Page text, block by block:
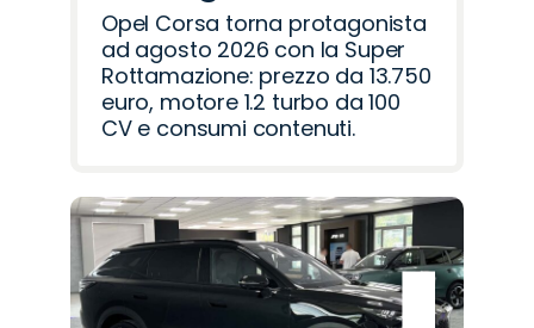
Opel Corsa torna protagonista
ad agosto 2026 con la Super
Rottamazione: prezzo da 13.750
euro, motore 1.2 turbo da 100
CV e consumi contenuti.